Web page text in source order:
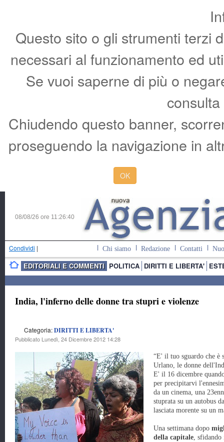
Questo sito o gli strumenti terzi
necessari al funzionamento ed
Se vuoi saperne di più o
Chiudendo questo banner,
proseguendo la navigazione in
OK
08/08/26 ore 11:26:41
Condividi | Chi siamo Redazione Contatti
EDITORIALI E COMMENTI POLITICA DIRITTI E LIBERTA'
India, l'inferno delle donne tra stupri e violenze
Categoria:DIRITTI E LIBERTA'
Pubblicato Lunedì, 24 Dicembre 2012 14:28
“E' il tuo sguardo che è
Urlano, le donne
E' il 16 dicembre
per precipitarvi
da un cinema, una
stuprata su un autobus
lasciata morente su un
Una settimana dopo
della capitale, sfidando